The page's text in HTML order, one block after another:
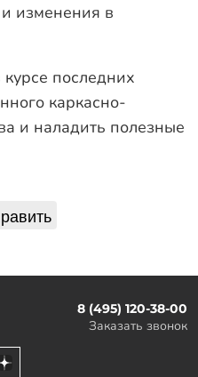
изменения в
последних
каркасно-
и наладить полезные
8 (495) 120-38-00
Заказать звонок